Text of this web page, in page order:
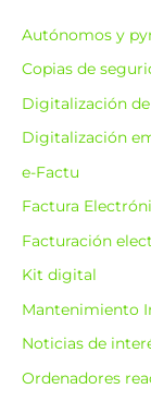
r
p
o
r
Autónomos y
Copias de
Digitalización
Digitalización
e-Factu
Factura
Facturación
Kit digital
Mantenimiento
Noticias de
Ordenadores